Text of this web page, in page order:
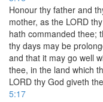
Honour thy father and
mother, as the LORD
hath commanded thee;
thy days may be
and that it may go well
thee, in the land which
LORD thy God giveth
5:17